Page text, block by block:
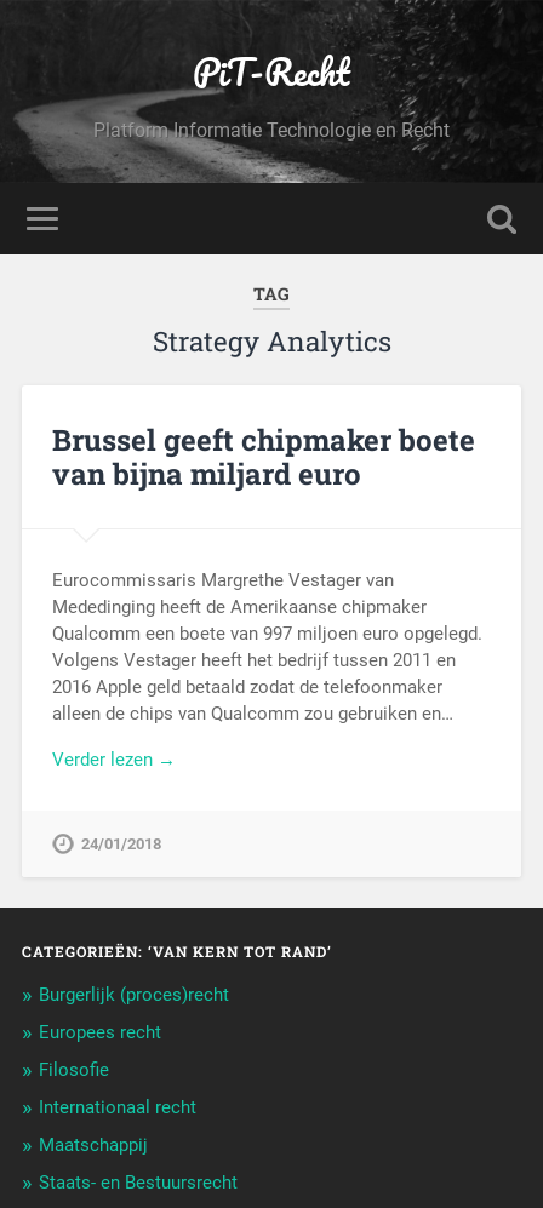
PiT-Recht
Platform Informatie Technologie en Recht
TAG
Strategy Analytics
Brussel geeft chipmaker boete
van bijna miljard euro
Eurocommissaris Margrethe Vestager van
Mededinging heeft de Amerikaanse chipmaker
Qualcomm een boete van 997 miljoen euro opgelegd.
Volgens Vestager heeft het bedrijf tussen 2011 en
2016 Apple geld betaald zodat de telefoonmaker
alleen de chips van Qualcomm zou gebruiken en…
Verder lezen →
24/01/2018
CATEGORIEËN: ‘VAN KERN TOT RAND’
Burgerlijk (proces)recht
Europees recht
Filosofie
Internationaal recht
Maatschappij
Staats- en Bestuursrecht